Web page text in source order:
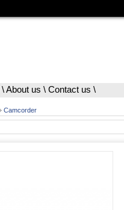
\About us \ Contact us \
Camcorder